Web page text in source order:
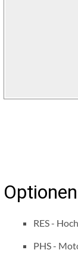
RES -
PHS -